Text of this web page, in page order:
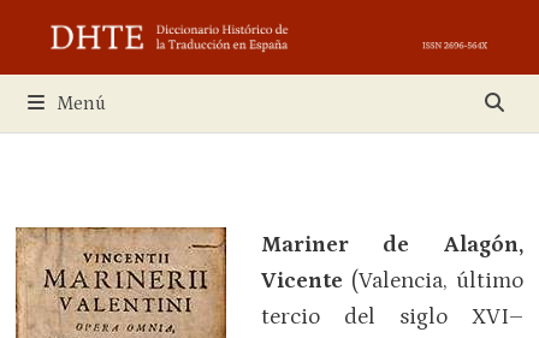
contenido
Menú
Mariner de Alagón,
Vicente (Valencia, último
tercio del siglo XVI–